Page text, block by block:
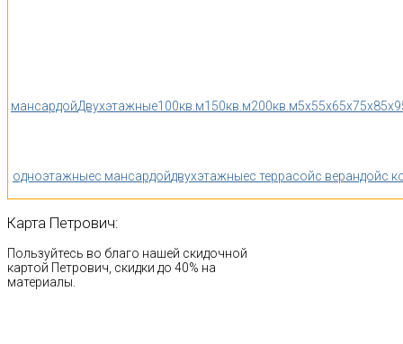
мансардойДвухэтажные100кв.м150кв.м200кв.м5x55x65x75x85x9
одноэтажныес мансардойдвухэтажныес террасойс верандойс
Карта Петрович:
Пользуйтесь во благо нашей скидочной
картой Петрович, скидки до 40% на
материалы.